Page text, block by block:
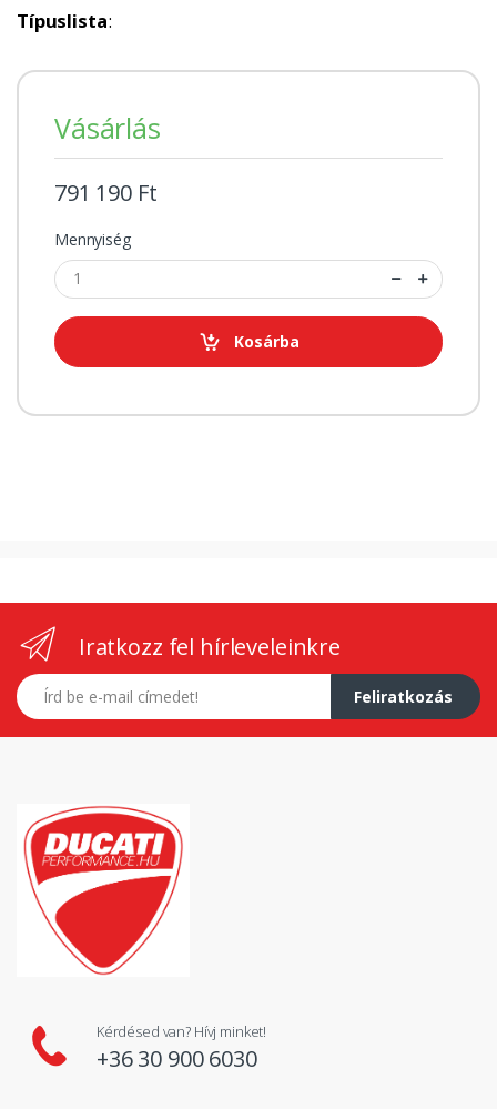
Típuslista:
Vásárlás
791 190 Ft
Mennyiség
Kosárba
Iratkozz fel hírleveleinkre
E-mail címed
Feliratkozás
Kérdésed van? Hívj minket!
+36 30 900 6030